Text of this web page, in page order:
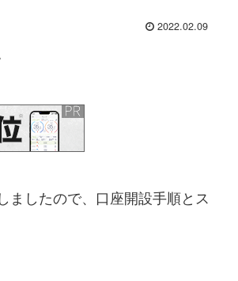
2022.02.09
ましたので、口座開設手順とス